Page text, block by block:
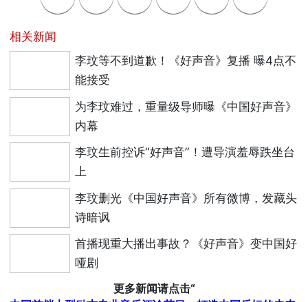
相关新闻
李玟等不到道歉！《好声音》复播 曝4点不
能接受
为李玟难过，重量级导师曝《中国好声音》
内幕
李玟生前控诉“好声音”！遭导演羞辱跌坐台
上
李玟删光《中国好声音》所有微博，发藏头
诗暗讽
首播现重大播出事故？《好声音》变中国好
哑剧
更多新闻请点击“